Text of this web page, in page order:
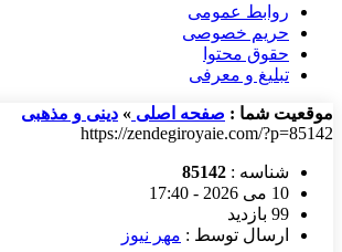
روابط عمومی
حریم خصوصی
حقوق محتوا
تبلیغ و معرفی
موقعیت شما : صفحه اصلی » دینی و مذهبی
https://zendegiroyaie.com/?p=85142
شناسه : 85142
10 می 2026 - 17:40
99 بازدید
ارسال توسط : مهر نیوز